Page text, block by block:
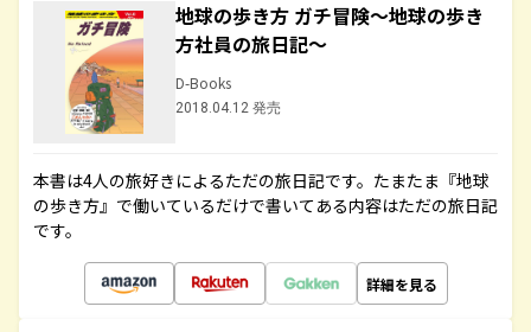
地球の歩き方 ガチ冒険～地球の歩き
方社員の旅日記～
D-Books
2018.04.12 発売
本書は4人の旅好きによるただの旅日記です。たまたま『地球
の歩き方』で働いているだけで書いてある内容はただの旅日記
です。
詳細を見る